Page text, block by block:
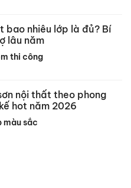
bao nhiêu lớp là đủ? Bí
lâu năm
thi công
nội thất theo phong
hot năm 2026
màu sắc